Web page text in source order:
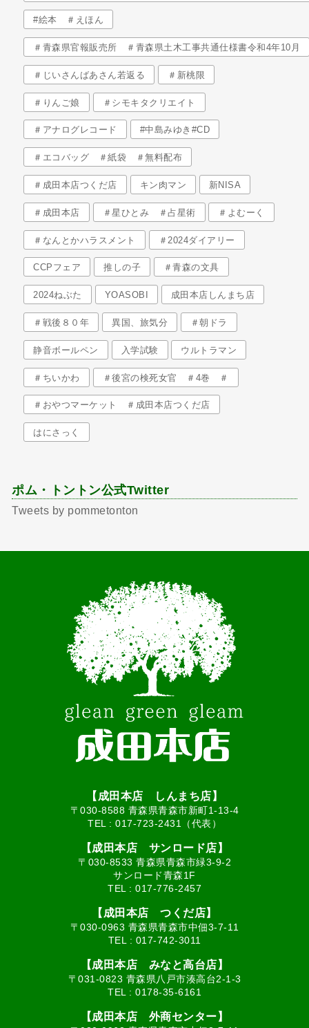
#絵本 ＃えほん
＃青森県官報販売所 ＃青森県土木工事共通仕様書令和4年10月
＃じいさんばあさん若返る ＃新桃限
＃りんご娘 ＃シモキタクリエイト
＃アナログレコード #中島みゆき#CD
＃エコバッグ ＃紙袋 ＃無料配布
＃成田本店つくだ店 キン肉マン 新NISA
＃成田本店 ＃星ひとみ ＃占星術 ＃よむーく
＃なんとかハラスメント ＃2024ダイアリー
CCPフェア 推しの子 ＃青森の文具
2024ねぶた YOASOBI 成田本店しんまち店
＃戦後８０年 異国、旅気分 ＃朝ドラ
静音ボールペン 入学試験 ウルトラマン
＃ちいかわ ＃後宮の検死女官 ＃4巻 ＃
＃おやつマーケット ＃成田本店つくだ店
はにさっく
ポム・トントン公式Twitter
Tweets by pommetonton
【成田本店 しんまち店】
〒030-8588 青森県青森市新町1-13-4
TEL : 017-723-2431（代表）
【成田本店 サンロード店】
〒030-8533 青森県青森市緑3-9-2
サンロード青森1F
TEL : 017-776-2457
【成田本店 つくだ店】
〒030-0963 青森県青森市中佃3-7-11
TEL : 017-742-3011
【成田本店 みなと高台店】
〒031-0823 青森県八戸市湊高台2-1-3
TEL : 0178-35-6161
【成田本店 外商センター】